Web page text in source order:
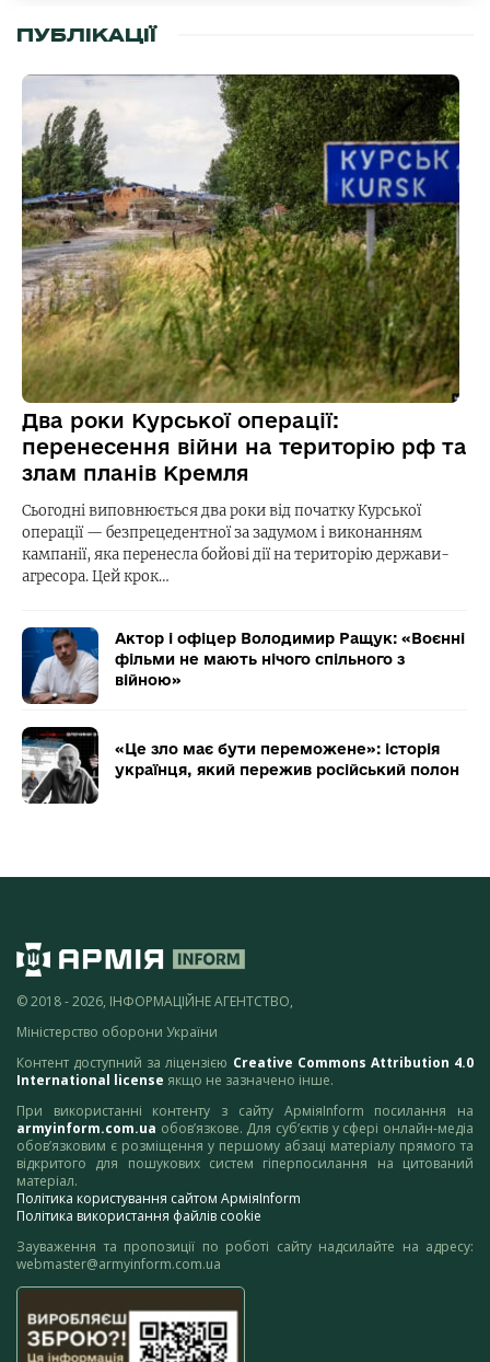
ПУБЛІКАЦІЇ
Два роки Курської операції:
перенесення війни на територію рф та
злам планів Кремля
Сьогодні виповнюється два роки від початку Курської
операції — безпрецедентної за задумом і виконанням
кампанії, яка перенесла бойові дії на територію держави-
агресора. Цей крок…
Актор і офіцер Володимир Ращук: «Воєнні
фільми не мають нічого спільного з
війною»
«Це зло має бути переможене»: історія
українця, який пережив російський полон
© 2018 - 2026, ІНФОРМАЦІЙНЕ АГЕНТСТВО,
Міністерство оборони України
Контент доступний за ліцензією Creative Commons Attribution 4.0
International license якщо не зазначено інше.
При використанні контенту з сайту АрміяInform посилання на
armyinform.com.ua обов’язкове. Для суб’єктів у сфері онлайн-медіа
обов’язковим є розміщення у першому абзаці матеріалу прямого та
відкритого для пошукових систем гіперпосилання на цитований
матеріал.
Політика користування сайтом АрміяInform
Політика використання файлів cookie
Зауваження та пропозиції по роботі сайту надсилайте на адресу:
webmaster@armyinform.com.ua